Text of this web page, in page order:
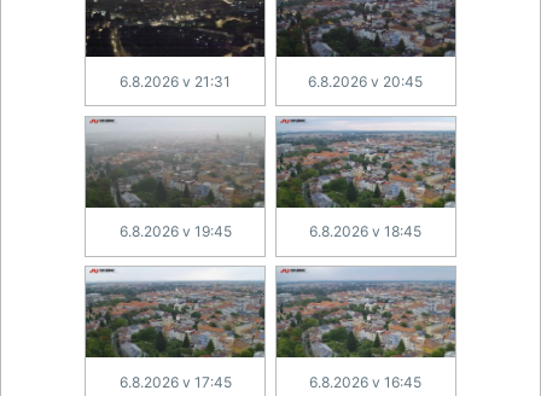
6.8.2026 v 21:31 6.8.2026 v 20:45
6.8.2026 v 19:45 6.8.2026 v 18:45
6.8.2026 v 17:45 6.8.2026 v 16:45